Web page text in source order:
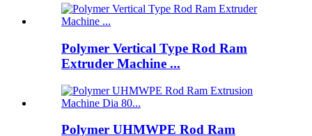
Polymer Vertical Type Rod Ram
Extruder Machine ...
Polymer UHMWPE Rod Ram